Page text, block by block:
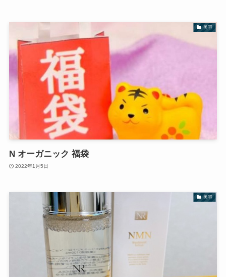
美容
N オーガニック 福袋
2022年1月5日
美容